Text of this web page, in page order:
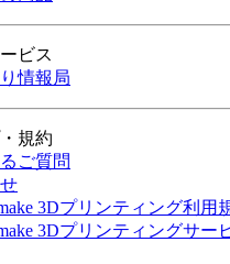
ビス
情報局
規約
ご質問
3Dプリンティング利用
3Dプリンティングサー